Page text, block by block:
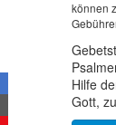
können
Hilfe
Gott,